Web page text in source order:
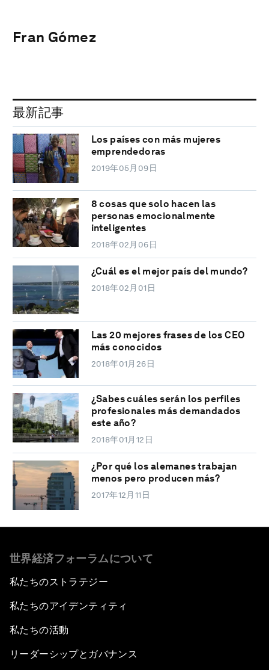
Fran Gómez
最新記事
Los países con más mujeres
emprendedoras
2019年05月09日
8 cosas que solo hacen las
personas emocionalmente
inteligentes
2018年02月06日
¿Cuál es el mejor país del mundo?
2018年02月01日
Las 20 mejores frases de los CEO
más conocidos
2018年01月26日
¿Sabes cuáles serán los perfiles
profesionales más demandados
este año?
2018年01月12日
¿Por qué los alemanes trabajan
menos pero producen más?
2017年12月11日
世界経済フォーラムについて
私たちのストラテジー
私たちのアイデンティティ
私たちの活動
リーダーシップとガバナンス